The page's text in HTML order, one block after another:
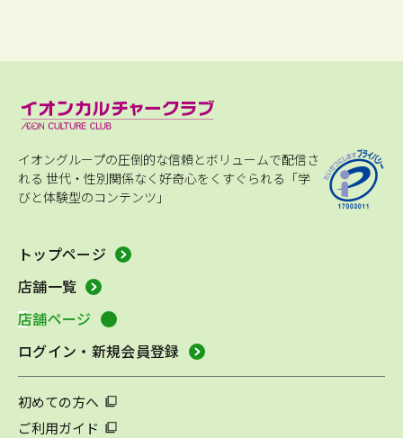
イオングループの圧倒的な信頼とボリュームで配信さ
れる 世代・性別関係なく好奇心をくすぐられる「学
びと体験型のコンテンツ」
トップページ
店舗一覧
店舗ページ
ログイン・新規会員登録
初めての方へ
ご利用ガイド